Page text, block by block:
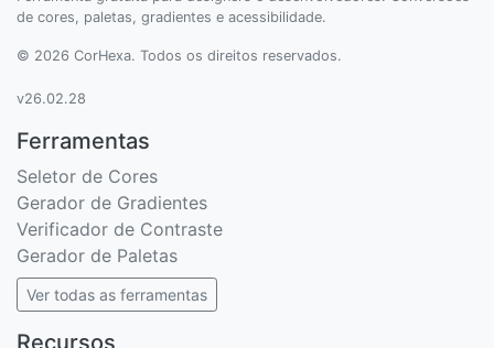
de cores, paletas, gradientes e acessibilidade.
© 2026 CorHexa. Todos os direitos reservados.
v26.02.28
Ferramentas
Seletor de Cores
Gerador de Gradientes
Verificador de Contraste
Gerador de Paletas
Ver todas as ferramentas
Recursos